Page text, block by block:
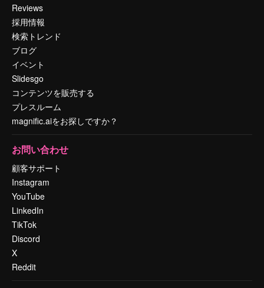
Reviews
採用情報
検索トレンド
ブログ
イベント
Slidesgo
コンテンツを販売する
プレスルーム
magnific.aiをお探しですか？
お問い合わせ
顧客サポート
Instagram
YouTube
LinkedIn
TikTok
Discord
X
Reddit